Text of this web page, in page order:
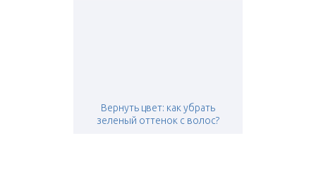
Вернуть цвет: как убрать
зеленый оттенок с волос?